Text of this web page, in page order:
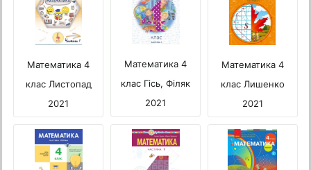
Математика 4
клас Листопад
2021
Математика 4
клас Гісь, Філяк
2021
Математика 4
клас Лишенко
2021